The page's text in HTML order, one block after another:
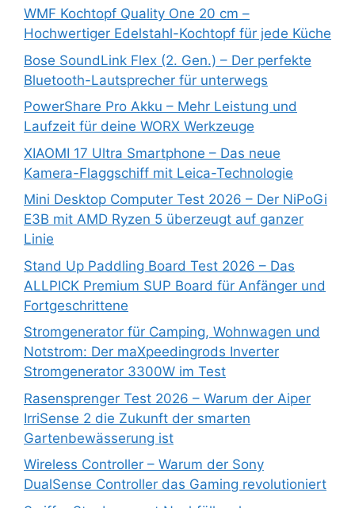
WMF Kochtopf Quality One 20 cm –
Hochwertiger Edelstahl-Kochtopf für jede Küche
Bose SoundLink Flex (2. Gen.) – Der perfekte
Bluetooth-Lautsprecher für unterwegs
PowerShare Pro Akku – Mehr Leistung und
Laufzeit für deine WORX Werkzeuge
XIAOMI 17 Ultra Smartphone – Das neue
Kamera-Flaggschiff mit Leica-Technologie
Mini Desktop Computer Test 2026 – Der NiPoGi
E3B mit AMD Ryzen 5 überzeugt auf ganzer
Linie
Stand Up Paddling Board Test 2026 – Das
ALLPICK Premium SUP Board für Anfänger und
Fortgeschrittene
Stromgenerator für Camping, Wohnwagen und
Notstrom: Der maXpeedingrods Inverter
Stromgenerator 3300W im Test
Rasensprenger Test 2026 – Warum der Aiper
IrriSense 2 die Zukunft der smarten
Gartenbewässerung ist
Wireless Controller – Warum der Sony
DualSense Controller das Gaming revolutioniert